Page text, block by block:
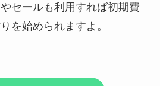
セールも利用すれば初期費
を始められますよ。